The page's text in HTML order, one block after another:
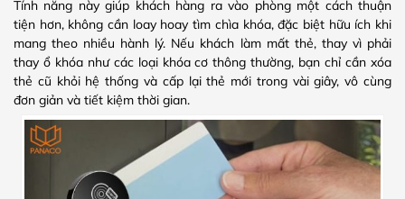
Tính năng này giúp khách hàng ra vào phòng một cách thuận
tiện hơn, không cần loay hoay tìm chìa khóa, đặc biệt hữu ích khi
mang theo nhiều hành lý. Nếu khách làm mất thẻ, thay vì phải
thay ổ khóa như các loại khóa cơ thông thường, bạn chỉ cần xóa
thẻ cũ khỏi hệ thống và cấp lại thẻ mới trong vài giây, vô cùng
đơn giản và tiết kiệm thời gian.